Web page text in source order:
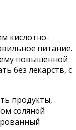
кислотно-
питание.
повышенной
без лекарств, с
продукты,
соляной